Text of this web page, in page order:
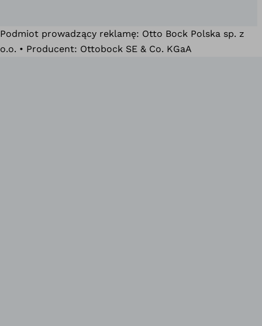
Podmiot prowadzący reklamę: Otto Bock Polska sp. z
o.o. • Producent: Ottobock SE & Co. KGaA